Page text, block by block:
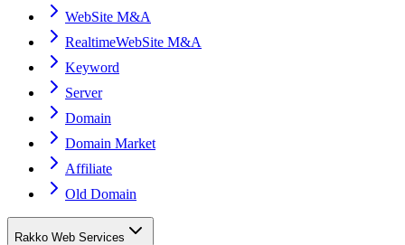
WebSite M&A
RealtimeWebSite M&A
Keyword
Server
Domain
Domain Market
Affiliate
Old Domain
Rakko Web Services